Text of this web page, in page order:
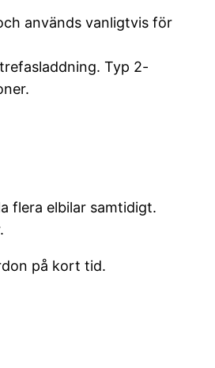
används vanligtvis för
Typ 2-
flera elbilar samtidigt.
på kort tid.